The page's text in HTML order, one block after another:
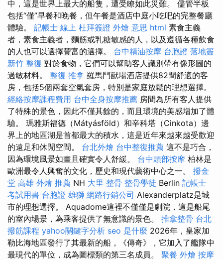
中，這是世界上最大的船隻，遭受瞭如此災難。 儘管半板
包括“僅”早餐和晚餐，但午餐是酒店中庭小吃吧的完整餐廳
體驗。 記帳士 線上 杜拜簽證 外燴 意思 html 素食主義
者，素食主義者，麵筋或乳糖敏感的人，以及遵循各種飲食
的人也可以選擇豐富的選擇。 台中精油按摩 台胞證 落地簽
新竹 整復 對於食物，它們可以幫助客人識別帶有像形圖的
過敏材料。 整復 推拿 羅馬鬥獸場酒店提供82間舒適的客
房，包括5個兩套空氣套房，特別是家庭放鬆的理想選擇。
經絡按摩課程費用 台中全身按摩推薦 房間為所有客人提供
了特殊的景色，因此不僅其餘的，而且環境的美感增加了體
驗。 瑪雅斯福德（Mátyásföld）和辛科塔（Cinkota）邊
界上的地區湖是首都最大的積水，這是近年來越來越受歡迎
的遠足和休閒空間。 台北外燴 台中整復推薦 這不是巧合，
因為環境風景如畫且確實令人舒緩。 台中頭部按摩 柏林是
歐洲最令人興奮的文化，歷史和現代藝術中心之一。 撥金
堂 高雄 外燴 推薦 NH 大里 整骨 整骨學徒 Berlin 記帳士
考試用書 台胞證 雄獅 網路行銷公司 Alexanderplatz是城
市的理想選擇。 Aquadome這裡不僅僅是劇院，這是船尾
的室內場景，為乘客提供了無意識的景色。 推拿整骨 台北
撥筋課程 yahoo關鍵字分析 seo 是什麼 2026年，皇家加
勒比海地區發行了其最新的船，《傳奇》，它加入了艦隊中
最現代的單位，成為圖標類的第三名成員。 聚餐 外燴 按摩